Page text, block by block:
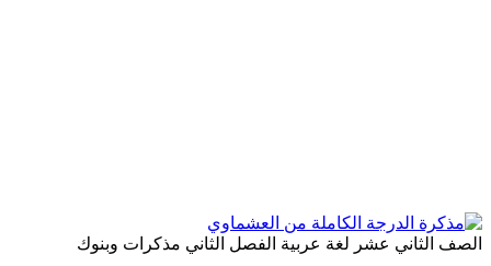
الصف الثاني عشر لغة عربية الفصل الثاني مذكرات وبنوك